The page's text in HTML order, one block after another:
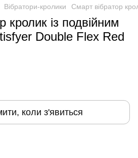
Вібратори-кролики Смарт вібратор
кролик із подвійним
Double Flex Red
коли з'явиться